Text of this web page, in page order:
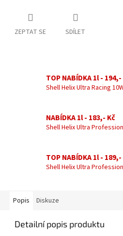
ZEPTAT SE SDÍLET
TOP NABÍDKA 1l -
Shell Helix Ultra Racing
NABÍDKA 1l - 183,- Kč
Shell Helix Ultra
TOP NABÍDKA 1l -
Shell Helix Ultra
Popis Diskuze
Detailní popis produktu